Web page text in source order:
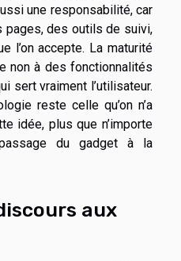
une responsabilité, car
des outils de suivi,
l’on accepte. La maturité
non à des fonctionnalités
sert vraiment l’utilisateur.
reste celle qu’on n’a
idée, plus que n’importe
du gadget à la
aux